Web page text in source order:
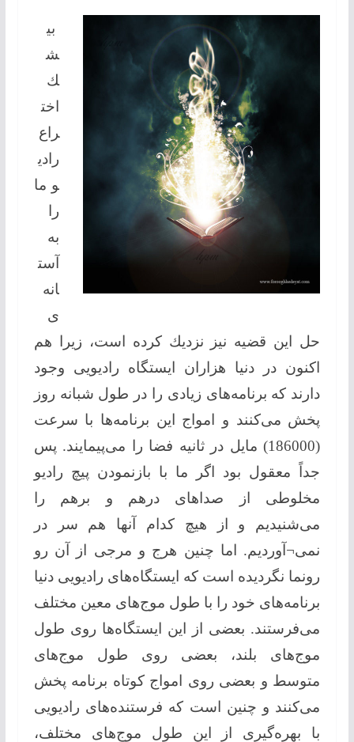
بی
ش
ك
اخت
راع
رادی
و ما
را
به
آست
انه‌
ی
حل این قضیه نیز نزدیك كرده است، زیرا هم
اكنون در دنیا هزاران ایستگاه رادیویی وجود
دارند كه برنامه‌های زیادی را در طول شبانه روز
پخش می‌كنند و امواج این برنامه‌ها با سرعت
(186000) مایل در ثانیه فضا را می‌پیمایند. پس
جداً معقول بود اگر ما با بازنمودن پیچ رادیو
مخلوطی از صداهای درهم و برهم را
می‌شنیدیم و از هیچ كدام آنها هم سر در
نمی¬آوردیم. اما چنین هرج و مرجی از آن رو
رونما نگردیده است كه ایستگاه‌های رادیویی دنیا
برنامه‌های خود را با طول موج‌های معین مختلف
می‌فرستند. بعضی از این ایستگاه‌ها روی طول
موج‌های بلند، بعضی روی طول موج‌های
متوسط و بعضی روی امواج كوتاه برنامه پخش
می‌كنند و چنین است كه فرستنده‌های رادیویی
با بهره‌گیری از این طول موج‌های مختلف،